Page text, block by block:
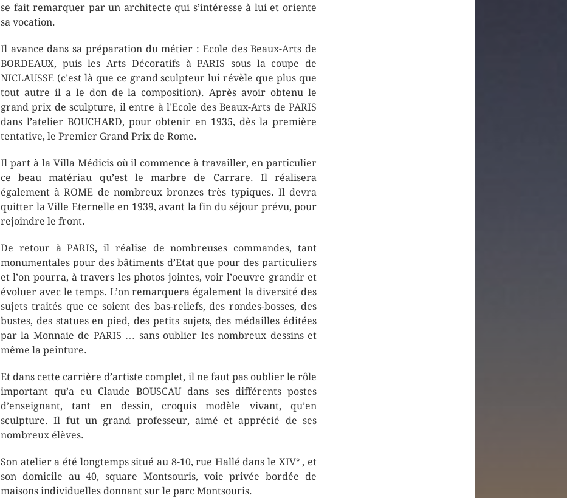
se fait remarquer par un architecte qui s’intéresse à lui et oriente
sa vocation.
Il avance dans sa préparation du métier : Ecole des Beaux-Arts de
BORDEAUX, puis les Arts Décoratifs à PARIS sous la coupe de
NICLAUSSE (c’est là que ce grand sculpteur lui révèle que plus que
tout autre il a le don de la composition). Après avoir obtenu le
grand prix de sculpture, il entre à l’Ecole des Beaux-Arts de PARIS
dans l’atelier BOUCHARD, pour obtenir en 1935, dès la première
tentative, le Premier Grand Prix de Rome.
Il part à la Villa Médicis où il commence à travailler, en particulier
ce beau matériau qu’est le marbre de Carrare. Il réalisera
également à ROME de nombreux bronzes très typiques. Il devra
quitter la Ville Eternelle en 1939, avant la fin du séjour prévu, pour
rejoindre le front.
De retour à PARIS, il réalise de nombreuses commandes, tant
monumentales pour des bâtiments d’Etat que pour des particuliers
et l’on pourra, à travers les photos jointes, voir l’oeuvre grandir et
évoluer avec le temps. L’on remarquera également la diversité des
sujets traités que ce soient des bas-reliefs, des rondes-bosses, des
bustes, des statues en pied, des petits sujets, des médailles éditées
par la Monnaie de PARIS … sans oublier les nombreux dessins et
même la peinture.
Et dans cette carrière d’artiste complet, il ne faut pas oublier le rôle
important qu’a eu Claude BOUSCAU dans ses différents postes
d’enseignant, tant en dessin, croquis modèle vivant, qu’en
sculpture. Il fut un grand professeur, aimé et apprécié de ses
nombreux élèves.
Son atelier a été longtemps situé au 8-10, rue Hallé dans le XIV° , et
son domicile au 40, square Montsouris, voie privée bordée de
maisons individuelles donnant sur le parc Montsouris.